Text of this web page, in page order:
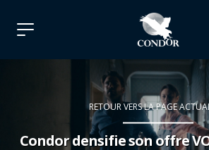
RETOUR VERS LA PAGE
Condor densifie son offre